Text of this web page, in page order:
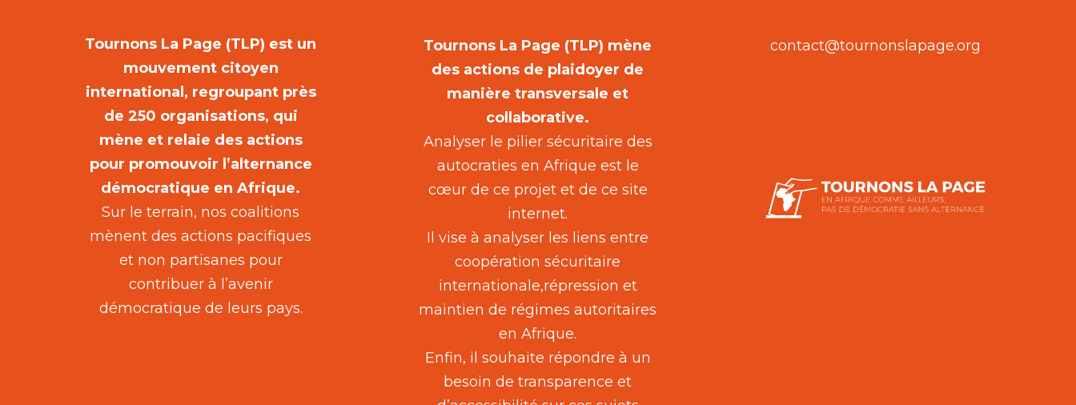
Tournons La Page (TLP) est un
mouvement citoyen
international, regroupant près
de 250 organisations, qui
mène et relaie des actions
pour promouvoir l’alternance
démocratique en Afrique.
Sur le terrain, nos coalitions
mènent des actions pacifiques
et non partisanes pour
contribuer à l’avenir
démocratique de leurs pays.
Tournons La Page (TLP) mène
des actions de plaidoyer de
manière transversale et
collaborative.
Analyser le pilier sécuritaire des
autocraties en Afrique est le
cœur de ce projet et de ce site
internet.
Il vise à analyser les liens entre
coopération sécuritaire
internationale,répression et
maintien de régimes autoritaires
en Afrique.
Enfin, il souhaite répondre à un
besoin de transparence et
contact@tournonslapage.org